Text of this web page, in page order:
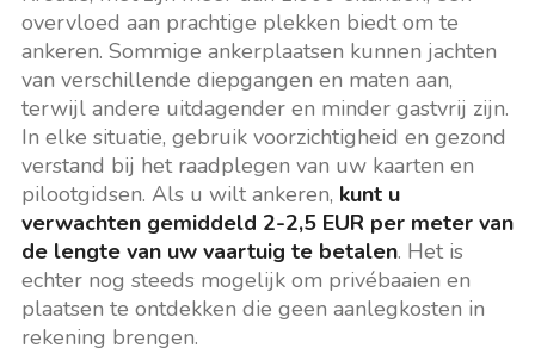
overvloed aan prachtige plekken biedt om te
ankeren. Sommige ankerplaatsen kunnen jachten
van verschillende diepgangen en maten aan,
terwijl andere uitdagender en minder gastvrij zijn.
In elke situatie, gebruik voorzichtigheid en gezond
verstand bij het raadplegen van uw kaarten en
pilootgidsen. Als u wilt ankeren, kunt u
verwachten gemiddeld 2-2,5 EUR per meter van
de lengte van uw vaartuig te betalen. Het is
echter nog steeds mogelijk om privébaaien en
plaatsen te ontdekken die geen aanlegkosten in
rekening brengen.